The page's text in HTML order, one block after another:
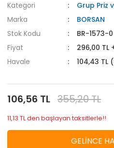
Kategori
Grup Priz
Marka
BORSAN
Stok Kodu
BR-1573-0
Fiyat
296,00 TL
Havale
104,43 TL
106,56 TL 355,20 TL
11,13 TL den başlayan taksitlerle!!
GELİNCE